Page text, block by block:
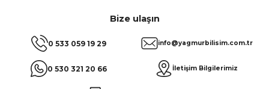
Bize ulaşın
0 533 059 19 29
0 530 321 20 66
info@yagmurbilisim.com.tr
İletişim Bilgilerimiz